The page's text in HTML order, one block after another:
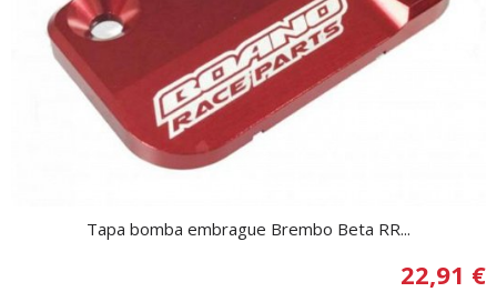
Tapa bomba embrague Brembo Beta RR...
22,91 €